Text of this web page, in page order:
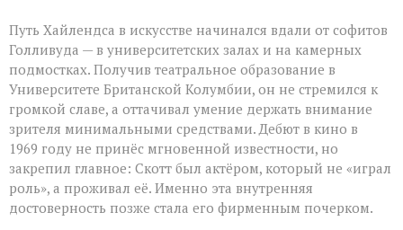
Путь Хайлендса в искусстве начинался вдали от софитов
Голливуда — в университетских залах и на камерных
подмостках. Получив театральное образование в
Университете Британской Колумбии, он не стремился к
громкой славе, а оттачивал умение держать внимание
зрителя минимальными средствами. Дебют в кино в
1969 году не принёс мгновенной известности, но
закрепил главное: Скотт был актёром, который не «играл
роль», а проживал её. Именно эта внутренняя
достоверность позже стала его фирменным почерком.